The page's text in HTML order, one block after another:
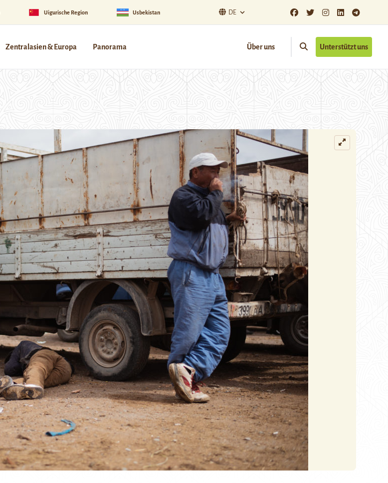
Uigurische Region Usbekistan DE
Zentralasien & Europa Panorama Über uns Unterstützt uns